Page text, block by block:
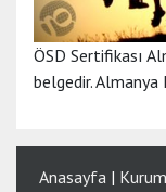
ÖSD Sertifikası
belgedir.
Anasayfa |